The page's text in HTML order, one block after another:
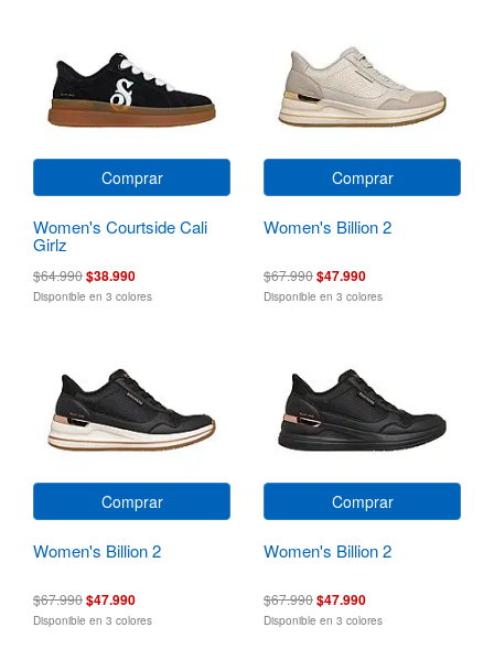
Comprar
Women's Courtside Cali
Girlz
$64.990$38.990
Disponible en 3 colores
Comprar
Women's Billion 2
$67.990$47.990
Disponible en 3 colores
Comprar
Women's Billion 2
$67.990$47.990
Disponible en 3 colores
Comprar
Women's Billion 2
$67.990$47.990
Disponible en 3 colores